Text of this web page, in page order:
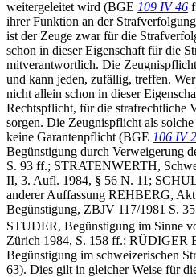
weitergeleitet wird (BGE 109 IV 46
ihrer Funktion an der
ist der Zeuge zwar für die
schon in dieser Eigenschaft für die
mitverantwortlich. Die
und kann jeden, zufällig, treffen.
nicht allein schon in dieser
Rechtspflicht, für die strafrechtliche
sorgen. Die Zeugnispflicht als
keine Garantenpflicht (BGE 106 IV
Begünstigung durch Verweigerung
S. 93 ff.; STRATENWERTH,
II, 3. Aufl. 1984, § 56 N. 11;
anderer Auffassung REHBERG,
Begünstigung, ZBJV 117/1981 S.
STUDER, Begünstigung im Sinne
Zürich 1984, S. 158 ff.;
Begünstigung im schweizerischen
63). Dies gilt in gleicher Weise für